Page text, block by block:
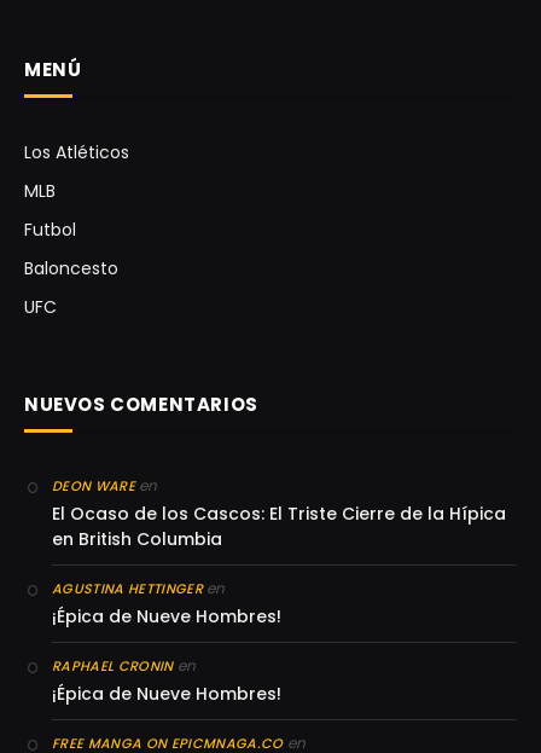
MENÚ
Los Atléticos
MLB
Futbol
Baloncesto
UFC
NUEVOS COMENTARIOS
DEON WAREen
El Ocaso de los Cascos: El Triste Cierre de la Hípica
en British Columbia
AGUSTINA HETTINGERen
¡Épica de Nueve Hombres!
RAPHAEL CRONINen
¡Épica de Nueve Hombres!
FREE MANGA ON EPICMNAGA.COen